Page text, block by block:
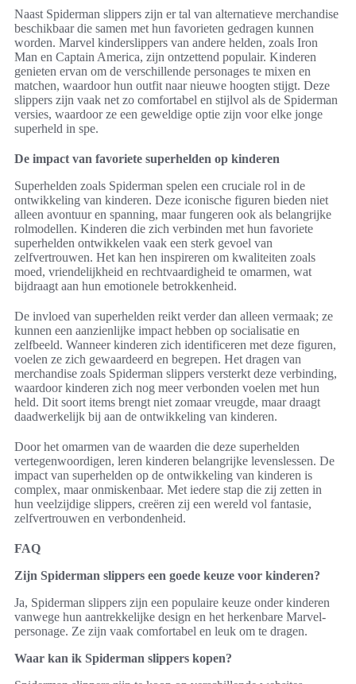
Naast Spiderman slippers zijn er tal van alternatieve merchandise
beschikbaar die samen met hun favorieten gedragen kunnen
worden. Marvel kinderslippers van andere helden, zoals Iron
Man en Captain America, zijn ontzettend populair. Kinderen
genieten ervan om de verschillende personages te mixen en
matchen, waardoor hun outfit naar nieuwe hoogten stijgt. Deze
slippers zijn vaak net zo comfortabel en stijlvol als de Spiderman
versies, waardoor ze een geweldige optie zijn voor elke jonge
superheld in spe.
De impact van favoriete superhelden op kinderen
Superhelden zoals Spiderman spelen een cruciale rol in de
ontwikkeling van kinderen. Deze iconische figuren bieden niet
alleen avontuur en spanning, maar fungeren ook als belangrijke
rolmodellen. Kinderen die zich verbinden met hun favoriete
superhelden ontwikkelen vaak een sterk gevoel van
zelfvertrouwen. Het kan hen inspireren om kwaliteiten zoals
moed, vriendelijkheid en rechtvaardigheid te omarmen, wat
bijdraagt aan hun emotionele betrokkenheid.
De invloed van superhelden reikt verder dan alleen vermaak; ze
kunnen een aanzienlijke impact hebben op socialisatie en
zelfbeeld. Wanneer kinderen zich identificeren met deze figuren,
voelen ze zich gewaardeerd en begrepen. Het dragen van
merchandise zoals Spiderman slippers versterkt deze verbinding,
waardoor kinderen zich nog meer verbonden voelen met hun
held. Dit soort items brengt niet zomaar vreugde, maar draagt
daadwerkelijk bij aan de ontwikkeling van kinderen.
Door het omarmen van de waarden die deze superhelden
vertegenwoordigen, leren kinderen belangrijke levenslessen. De
impact van superhelden op de ontwikkeling van kinderen is
complex, maar onmiskenbaar. Met iedere stap die zij zetten in
hun veelzijdige slippers, creëren zij een wereld vol fantasie,
zelfvertrouwen en verbondenheid.
FAQ
Zijn Spiderman slippers een goede keuze voor kinderen?
Ja, Spiderman slippers zijn een populaire keuze onder kinderen
vanwege hun aantrekkelijke design en het herkenbare Marvel-
personage. Ze zijn vaak comfortabel en leuk om te dragen.
Waar kan ik Spiderman slippers kopen?